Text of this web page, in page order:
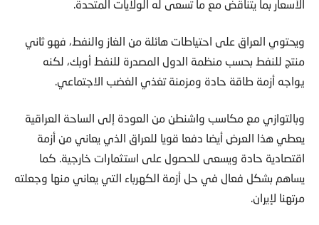
الأسعار بما يتناقض مع ما تسعى له الولايات المتحدة.
ويحتوي العراق على احتياطات هائلة من الغاز والنفط، فهو ثاني
منتج للنفط بحسب منظمة الدول المصدرة للنفط أوبك، لكنه
يواجه أزمة طاقة حادة ومزمنة تغذي الغضب الاجتماعي.
وبالتوازي مع مكاسب واشنطن من العودة إلى الساحة العراقية
يعطي هذا العرض أيضا دفعا قويا للعراق الذي يعاني من أزمة
اقتصادية حادة ويسعى للحصول على استثمارات خارجية. كما
يساهم بشكل فعال في حل أزمة الكهرباء التي يعاني منها وجعلته
مرتهنا لإيران.